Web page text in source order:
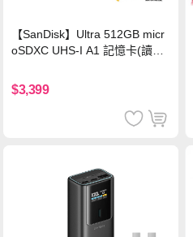
【SanDisk】Ultra 512GB micr
oSDXC UHS-I A1 記憶卡(讀取
$3,399